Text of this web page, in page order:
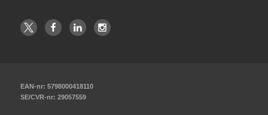
EAN-nr: 5798000418110
SE/CVR-nr: 29057559